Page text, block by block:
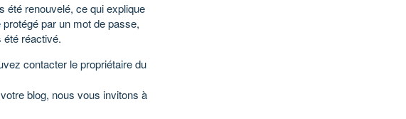
été renouvelé, ce qui explique
par un mot de passe,
été réactivé.
contacter le propriétaire du
blog, nous vous invitons à